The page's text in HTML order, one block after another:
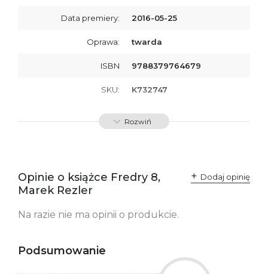
Data premiery: 2016-05-25
Oprawa: twarda
ISBN 9788379764679
SKU: K732747
Producent / Osoby
odpowiedzialne za
Wydawnictwo Poznańskie
Sp. z o.o.
+48 61 623 38 38
Ostrzeżenia oraz
bezpieczeństwa:
Rozwiń
Opinie o książce Fredry 8,
Marek Rezler
Dodaj opinię
Na razie nie ma opinii o produkcie.
Podsumowanie